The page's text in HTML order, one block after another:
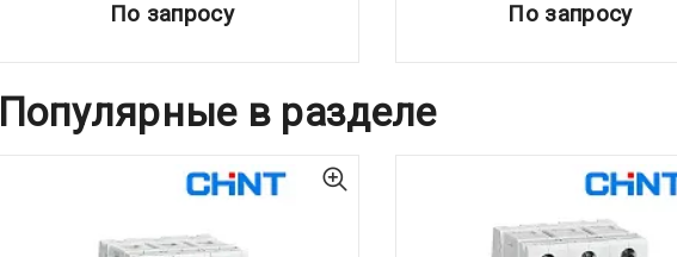
По запросу По запросу
Популярные в разделе